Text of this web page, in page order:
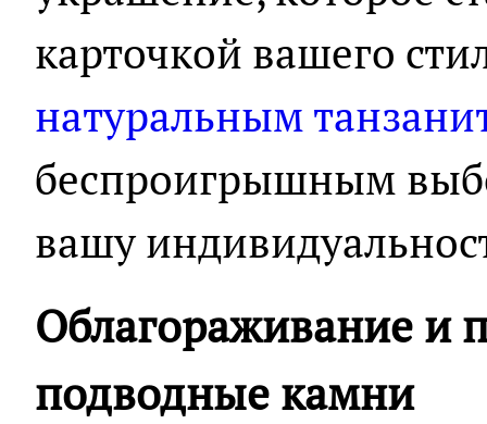
карточкой вашего
натуральным
беспроигрышным
вашу
Облагораживание и
подводные камни